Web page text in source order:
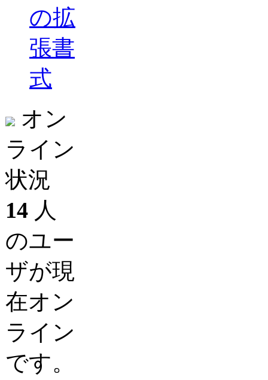
の拡
張書
式
オン
ライン
状況
14 人
のユー
ザが現
在オン
ライン
です。